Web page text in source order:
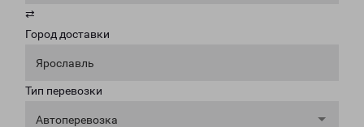
⇄
Город доставки
Ярославль
Тип перевозки
Автоперевозка